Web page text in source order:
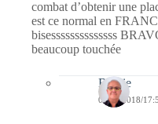
combat d’obtenir une
est ce normal en
bisessssssssssssss
beaucoup touchée
Bernie
06/06/2018/